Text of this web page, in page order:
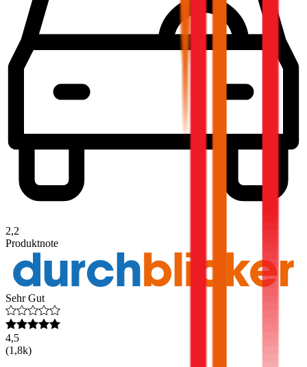
2,2
Produktnote
Sehr Gut
4,5
(1,8k)